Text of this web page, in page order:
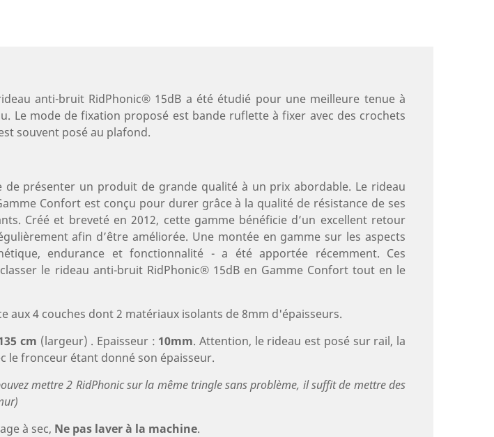
anti-bruit RidPhonic® 15dB a été étudié pour une meilleure tenue à
Le mode de fixation proposé est bande ruflette à fixer avec des crochets
souvent posé au plafond.
de présenter un produit de grande qualité à un prix abordable. Le rideau
Confort est conçu pour durer grâce à la qualité de résistance de ses
Créé et breveté en 2012, cette gamme bénéficie d’un excellent retour
afin d’être améliorée. Une montée en gamme sur les aspects
endurance et fonctionnalité - a été apportée récemment. Ces
le rideau anti-bruit RidPhonic® 15dB en Gamme Confort tout en le
aux 4 couches dont 2 matériaux isolants de 8mm d'épaisseurs.
cm (largeur) . Epaisseur : 10mm. Attention, le rideau est posé sur rail, la
le fronceur étant donné son épaisseur.
mettre 2 RidPhonic sur la même tringle sans problème, il suffit de mettre des
à sec, Ne pas laver à la machine.